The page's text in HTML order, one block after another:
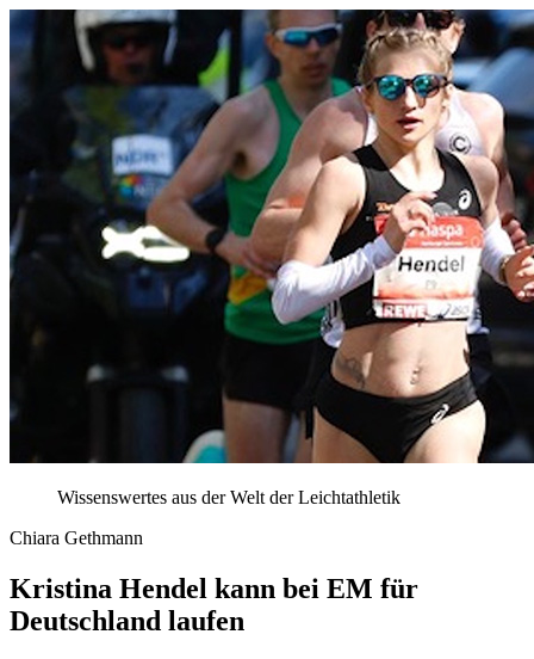
Wissenswertes aus der Welt der Leichtathletik
Chiara Gethmann
Kristina Hendel kann bei EM für
Deutschland laufen